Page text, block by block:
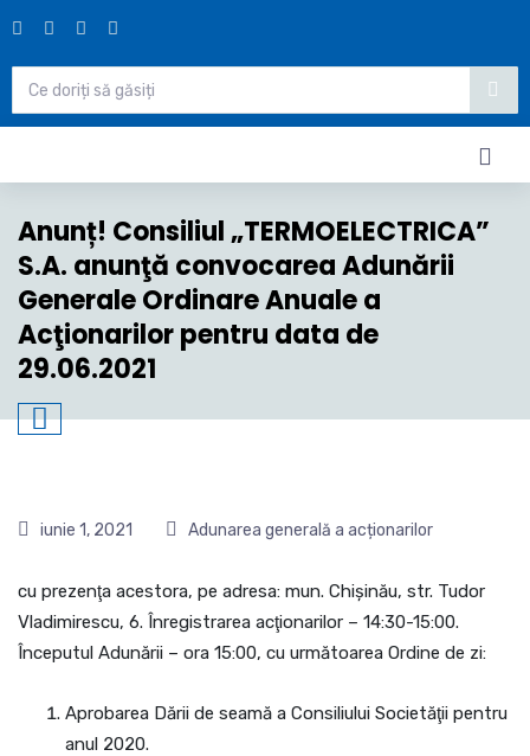
Anunț! Consiliul „TERMOELECTRICA”
S.A. anunţă convocarea Adunării
Generale Ordinare Anuale a
Acţionarilor pentru data de
29.06.2021
iunie 1, 2021 Adunarea generală a acționarilor
cu prezenţa acestora, pe adresa: mun. Chişinău, str. Tudor
Vladimirescu, 6. Înregistrarea acţionarilor – 14:30-15:00.
Începutul Adunării – ora 15:00, cu următoarea Ordine de zi:
Aprobarea Dării de seamă a Consiliului Societăţii pentru
anul 2020.